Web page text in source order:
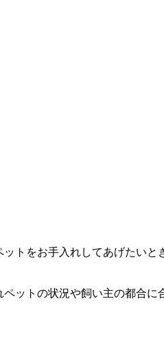
トをお手入れしてあげたいと
ットの状況や飼い主の都合に